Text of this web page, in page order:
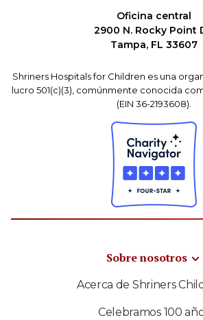
Oficina central
2900 N. Rocky Point
Tampa, FL 33607
Shriners Hospitals for Children es una
lucro 501(c)(3), comúnmente conocida
(EIN 36-2193608).
Sobre nosotros
Acerca de Shriners
Celebramos 100